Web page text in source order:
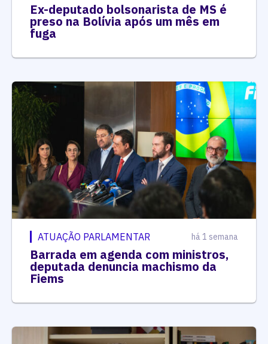
Ex-deputado bolsonarista de MS é
preso na Bolívia após um mês em
fuga
ATUAÇÃO PARLAMENTAR há 1 semana
Barrada em agenda com ministros,
deputada denuncia machismo da
Fiems